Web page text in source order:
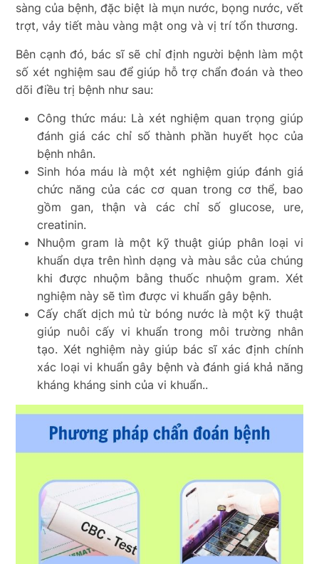
sàng của bệnh, đặc biệt là mụn nước, bọng nước, vết
trợt, vảy tiết màu vàng mật ong và vị trí tổn thương.
Bên cạnh đó, bác sĩ sẽ chỉ định người bệnh làm một
số xét nghiệm sau để giúp hỗ trợ chẩn đoán và theo
dõi điều trị bệnh như sau:
Công thức máu: Là xét nghiệm quan trọng giúp
đánh giá các chỉ số thành phần huyết học của
bệnh nhân.
Sinh hóa máu là một xét nghiệm giúp đánh giá
chức năng của các cơ quan trong cơ thể, bao
gồm gan, thận và các chỉ số glucose, ure,
creatinin.
Nhuộm gram là một kỹ thuật giúp phân loại vi
khuẩn dựa trên hình dạng và màu sắc của chúng
khi được nhuộm bằng thuốc nhuộm gram. Xét
nghiệm này sẽ tìm được vi khuẩn gây bệnh.
Cấy chất dịch mủ từ bóng nước là một kỹ thuật
giúp nuôi cấy vi khuẩn trong môi trường nhân
tạo. Xét nghiệm này giúp bác sĩ xác định chính
xác loại vi khuẩn gây bệnh và đánh giá khả năng
kháng kháng sinh của vi khuẩn..